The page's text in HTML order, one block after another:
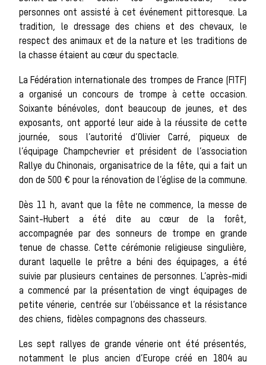
Les chiens de
meute
Les chevaux de
chasse
Les veneurs
La vènerie contemporaine
Chasser les
idées reçues
personnes ont assisté à cet événement pittoresque. La
tradition, le dressage des chiens et des chevaux, le
respect des animaux et de la nature et les traditions de
la chasse étaient au cœur du spectacle.
La Fédération internationale des trompes de France (FITF)
a organisé un concours de trompe à cette occasion.
Soixante bénévoles, dont beaucoup de jeunes, et des
exposants, ont apporté leur aide à la réussite de cette
journée, sous l’autorité d’Olivier Carré, piqueux de
l’équipage Champchevrier et président de l’association
Rallye du Chinonais, organisatrice de la fête, qui a fait un
don de 500 € pour la rénovation de l’église de la commune.
Dès 11 h, avant que la fête ne commence, la messe de
Saint-Hubert a été dite au cœur de la forêt,
accompagnée par des sonneurs de trompe en grande
tenue de chasse. Cette cérémonie religieuse singulière,
durant laquelle le prêtre a béni des équipages, a été
suivie par plusieurs centaines de personnes. L’après-midi
a commencé par la présentation de vingt équipages de
petite vénerie, centrée sur l’obéissance et la résistance
des chiens, fidèles compagnons des chasseurs.
Les sept rallyes de grande vénerie ont été présentés,
notamment le plus ancien d’Europe créé en 1804 au